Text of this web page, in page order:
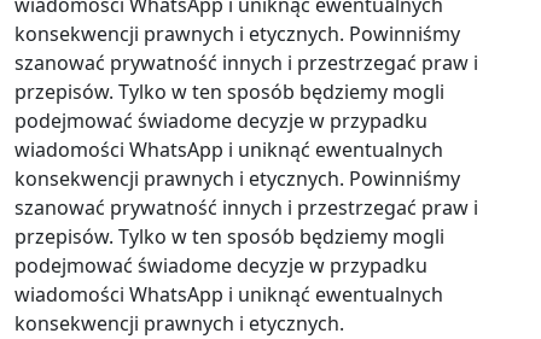
konsekwencji prawnych i etycznych. Powinniśmy
szanować prywatność innych i przestrzegać praw i
przepisów. Tylko w ten sposób będziemy mogli
podejmować świadome decyzje w przypadku
wiadomości WhatsApp i uniknąć ewentualnych
konsekwencji prawnych i etycznych. Powinniśmy
szanować prywatność innych i przestrzegać praw i
przepisów. Tylko w ten sposób będziemy mogli
podejmować świadome decyzje w przypadku
wiadomości WhatsApp i uniknąć ewentualnych
konsekwencji prawnych i etycznych.